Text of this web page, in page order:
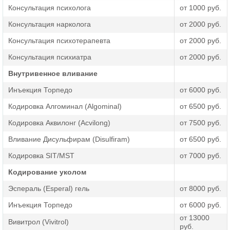
заболевания сердечно-сосудистой системы,
онкологические болезни,
Последствиями введения препарата могут стать
проявления проходят быстро. Процедура укола от
алкоголизма редко назначается пожилым пациентам, так
как их изношенный организм может дать
непредсказуемую реакцию.
после кодирования, так как в сочетании с лекарством он
конечностей, головокружению, головным и мышечным
болям.
Кодировка уколом может выполняться на дому, если
Консультация психолога
от 1000 руб.
Консультация нарколога
от 2000 руб.
Консультация психотерапевта
от 2000 руб.
Консультация психиатра
от 2000 руб.
Внутривенное вливание
Инъекция Торпедо
от 6000 руб.
Кодировка Алгоминал (Algominal)
от 6500 руб.
Кодировка Аквилонг (Acvilong)
от 7500 руб.
Вливание Дисульфирам (Disulfiram)
от 6500 руб.
Кодировка SIT/MST
от 7000 руб.
Кодирование уколом
Эспераль (Esperal) гель
от 8000 руб.
Инъекция Торпедо
от 6000 руб.
Вивитрол (Vivitrol)
от 13000
руб.